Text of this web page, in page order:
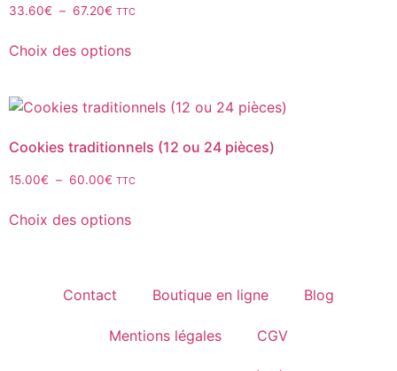
33.60€ – 67.20€ TTC
Choix des options
Cookies traditionnels (12 ou 24 pièces)
15.00€ – 60.00€ TTC
Choix des options
Contact Boutique en ligne Blog
Mentions légales CGV